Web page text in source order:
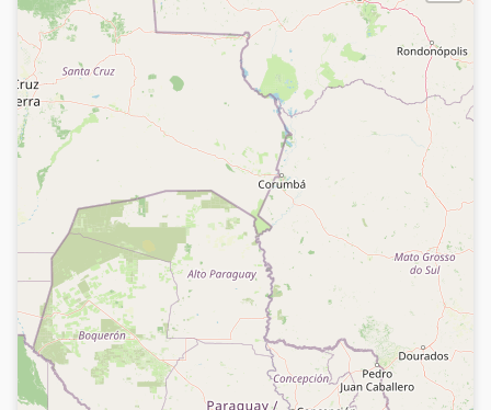
C.A.B.A. y G.B.A.
Shopping San Justo
11 30056461
Quilmes, Buenos Aires.
Trenque Lauquen, Buenos Aires.
Trenque Lauquen
2392 624892
Pehuajó, Buenos Aires.
Pehuajó